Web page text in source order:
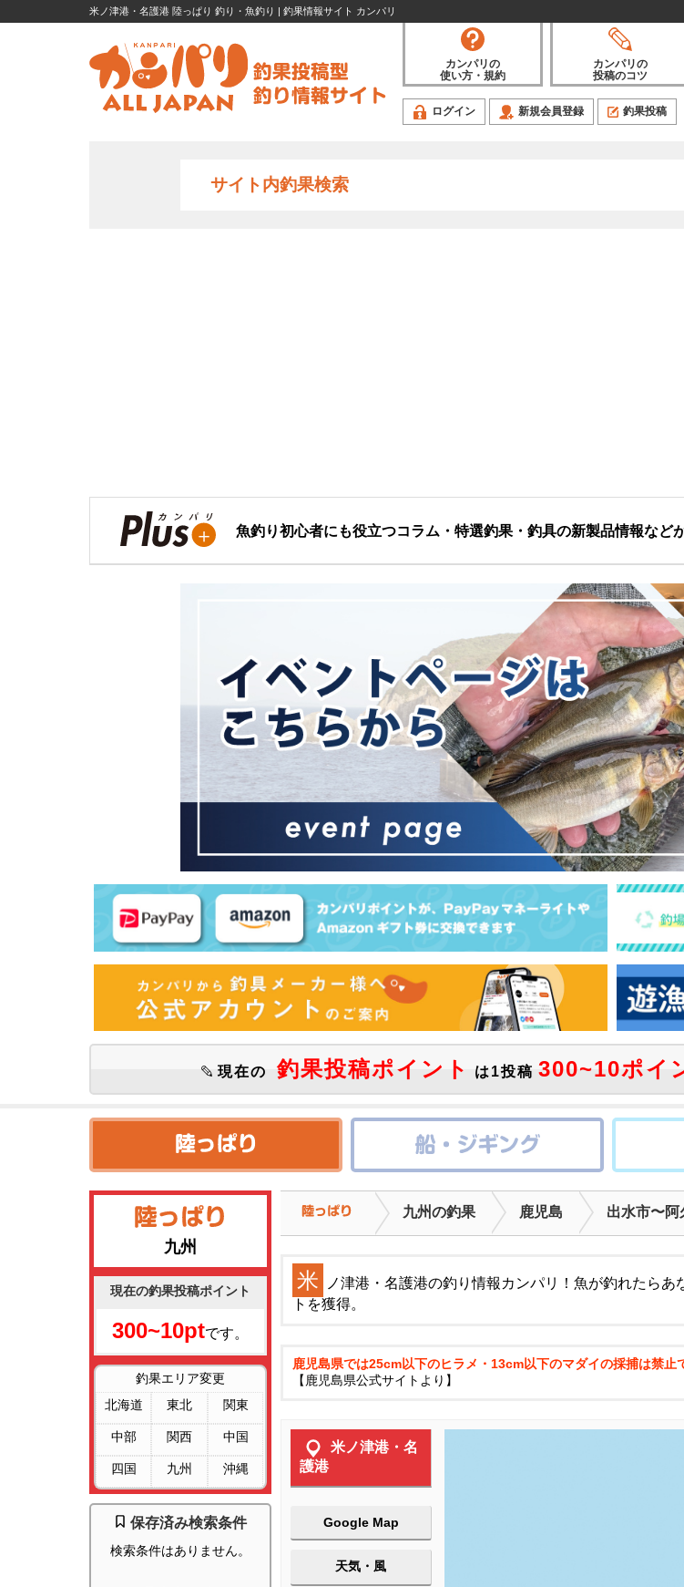
米ノ津港・名護港 陸っぱり 釣り・魚釣り | 釣果情報サイト カンパリ
カンパリの
使い方・規約
カンパリの
投稿のコツ
ログイン 新規会員登録 釣果投稿
サイト内釣果検索
魚釣り初心者にも役立つコラム・特選釣果・釣具の新製品情報など
現在の 釣果投稿ポイント は1投稿 300~10ポイ
九州
現在の釣果投稿ポイント
300~10ptです。
釣果エリア変更
北海道
東北 関東
中部 関西 中国
四国 九州 沖縄
保存済み検索条件
検索条件はありません。
九州の釣果 鹿児島 出水市〜阿
米
ノ津港・名護港の釣り情報カンパリ！魚が釣れたら
トを獲得。
鹿児島県では25cm以下のヒラメ・13cm以下のマダイの採捕は禁止
【鹿児島県公式サイトより】
米ノ津港・名
護港
Google Map
天気・風